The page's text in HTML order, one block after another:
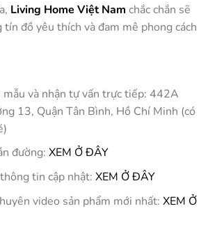
Living Home Việt Nam chắc chắn sẽ
đồ yêu thích và đam mê phong cách
và nhận tự vấn trực tiếp: 442A
13, Quận Tân Bình, Hồ Chí Minh (có
đường: XEM Ở ĐÂY
tin cập nhật: XEM Ở ĐÂY
video sản phẩm mới nhất: XEM Ở